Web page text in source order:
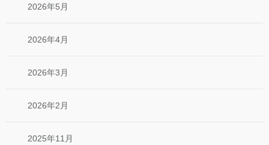
2026年5月
2026年4月
2026年3月
2026年2月
2025年11月